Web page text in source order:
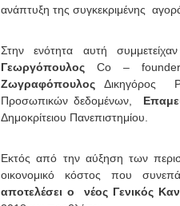
ανάπτυξη της συγκεκριμένης
Στην ενότητα αυτή
Γεωργόπουλος Co –
Ζωγραφόπουλος Δικηγόρος
Προσωπικών δεδομένων,
Δημοκρίτειου Πανεπιστημίου.
Εκτός από την αύξηση των
οικονομικό κόστος που
αποτελέσει ο νέος Γενικός